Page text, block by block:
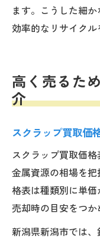
ます。こうした細
効率的なリサイクル
高く売るた
介
スクラップ買取価
スクラップ買取価
金属資源の相場を
格表は種類別に単
売却時の目安をつか
新潟県新潟市では